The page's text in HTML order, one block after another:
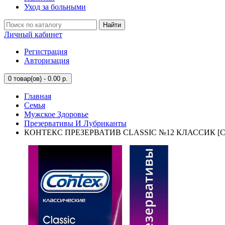
Уход за больными
Найти
Личный кабинет
Регистрация
Авторизация
0 товар(ов) - 0.00 р.
Главная
Семья
Мужское Здоровье
Презервативы И Лубриканты
КОНТЕКС ПРЕЗЕРВАТИВ CLASSIC №12 КЛАССИК